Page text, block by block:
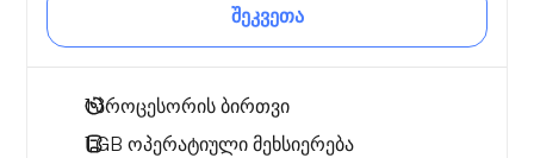
შეკვეთა
1პროცესორის ბირთვი
1 GB ოპერატიული მეხსიერება